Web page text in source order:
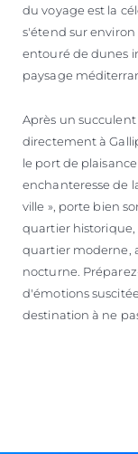
du voyage est la
s'étend sur environ
entouré de dunes
paysage
Après un
directement à
le port de
enchanteresse de
ville », porte bien
quartier historique,
quartier moderne,
nocturne.
d'émotions
destination à ne